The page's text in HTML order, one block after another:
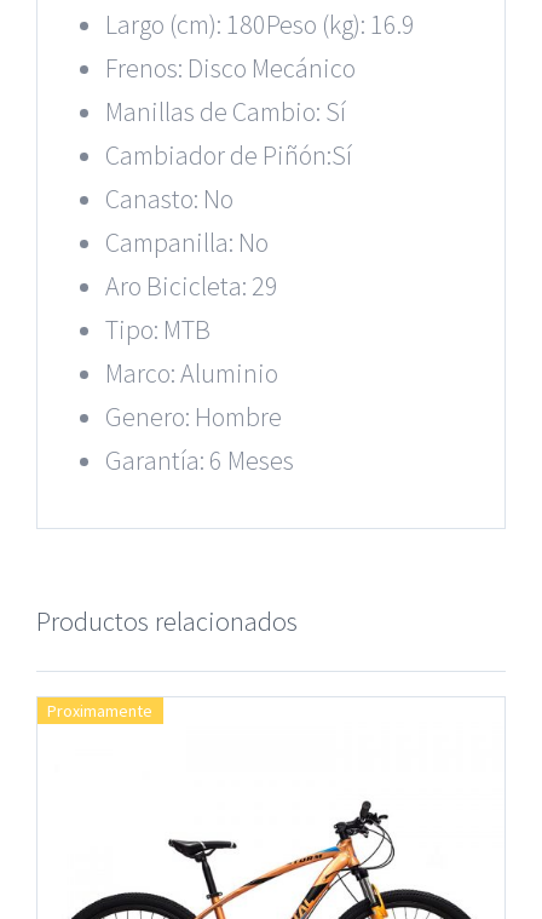
Largo (cm): 180Peso (kg): 16.9
Frenos: Disco Mecánico
Manillas de Cambio: Sí
Cambiador de Piñón:Sí
Canasto: No
Campanilla: No
Aro Bicicleta: 29
Tipo: MTB
Marco: Aluminio
Genero: Hombre
Garantía: 6 Meses
Productos relacionados
Proximamente